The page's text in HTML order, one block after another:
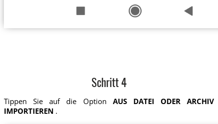
Schritt 4
Tippen Sie auf die Option AUS DATEI ODER ARCHIV
IMPORTIEREN .